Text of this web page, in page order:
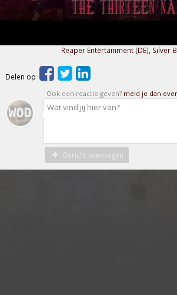
Reaper Entertainment [DE] Silver
Delen op
Ook een reactie geven? meld je dan
Bericht toevoegen